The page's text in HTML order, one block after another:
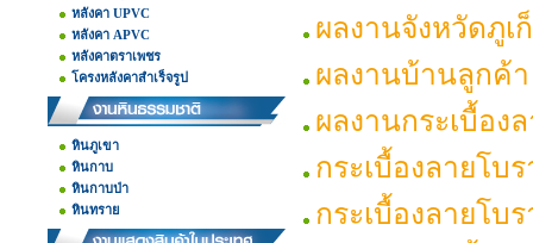
หลังคา UPVC
หลังคา APVC
หลังคาตราเพชร
โครงหลังคาสำเร็จรูป
หินภูเขา
หินกาบ
หินกาบป่า
หินทราย
ผลงานจังหวัดภูเ
ผลงานบ้านลูกค้า
ผลงานกระเบื้อง
กระเบื้องลายโบ
กระเบื้องลายโบ